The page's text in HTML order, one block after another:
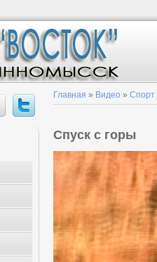
Главная » Видео » Спорт
Спуск с горы